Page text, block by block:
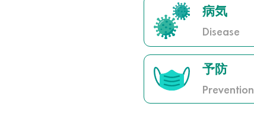
病気
Disease
予防
Prevention